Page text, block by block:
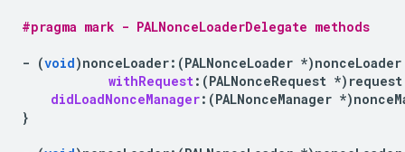
#pragma mark - PALNonceLoaderDelegate methods
- (void)nonceLoader: (PALNonceLoader *)nonceLoader
withRequest:(PALNonceRequest *) request
didLoadNonceManager:(PALNonceManager *)
}